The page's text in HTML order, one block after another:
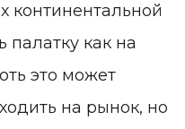
континентальной
палатку как на
это может
на рынок, но